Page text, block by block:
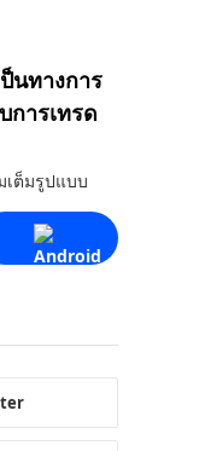
นทางการ
การเทรด
เต็มรูปแบบ